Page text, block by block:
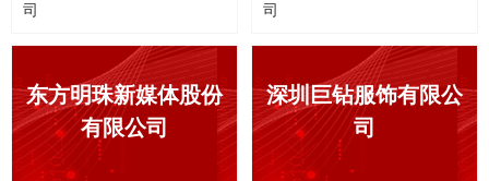
司
司
东方明珠新媒体股份
有限公司
深圳巨钻服饰有限公
司